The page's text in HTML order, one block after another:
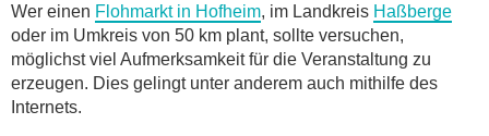
Wer einen Flohmarkt in Hofheim, im Landkreis Haßberge
oder im Umkreis von 50 km plant, sollte versuchen,
möglichst viel Aufmerksamkeit für die Veranstaltung zu
erzeugen. Dies gelingt unter anderem auch mithilfe des
Internets.